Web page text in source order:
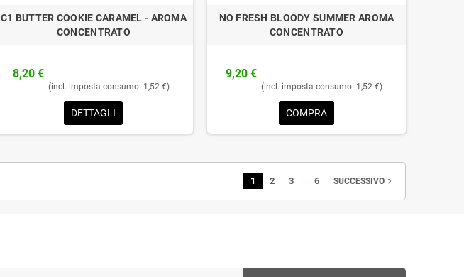
C1 BUTTER COOKIE CARAMEL - AROMA
CONCENTRATO
8,20 €
(incl. imposta consumo: 1,52 €)
DETTAGLI
NO FRESH BLOODY SUMMER AROMA
CONCENTRATO
9,20 €
(incl. imposta consumo: 1,52 €)
COMPRA
1 2 3 … 6 SUCCESSIVOnavigate_next